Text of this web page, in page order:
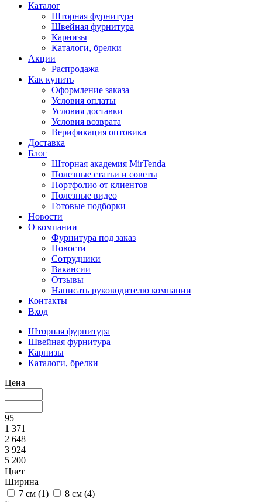
Каталог
Шторная фурнитура
Швейная фурнитура
Карнизы
Каталоги, брелки
Акции
Распродажа
Как купить
Оформление заказа
Условия оплаты
Условия доставки
Условия возврата
Верификация оптовика
Доставка
Блог
Шторная академия MirTenda
Полезные статьи и советы
Портфолио от клиентов
Полезные видео
Готовые подборки
Новости
О компании
Фурнитура под заказ
Новости
Сотрудники
Вакансии
Отзывы
Написать руководителю компании
Контакты
Вход
Шторная фурнитура
Швейная фурнитура
Карнизы
Каталоги, брелки
Цена
95
1 371
2 648
3 924
5 200
Цвет
Ширина
7 см (1) 8 см (4)